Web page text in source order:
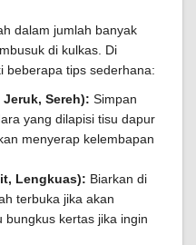
dalam jumlah banyak
di kulkas. Di
beberapa tips sederhana:
Sereh): Simpan
yang dilapisi tisu dapur
menyerap kelembapan
Lengkuas): Biarkan di
terbuka jika akan
kertas jika ingin